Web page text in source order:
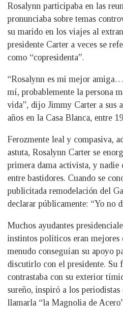
Rosalynn participaba en las
pronunciaba sobre temas
su marido en los viajes al
presidente Carter a veces se
como “copresidenta”.
“Rosalynn es mi mejor
mí, probablemente la persona
vida”, dijo Jimmy Carter a sus
años en la Casa Blanca, entre
Ferozmente leal y compasiva,
astuta, Rosalynn Carter se
primera dama activista, y nadie
entre bastidores. Cuando se
publicitada remodelación del
declarar públicamente: “Yo no
Muchos ayudantes
instintos políticos eran mejores
menudo conseguían su apoyo
discutirlo con el presidente. Su
contrastaba con su exterior
sureño, inspiró a los
llamarla “la Magnolia de